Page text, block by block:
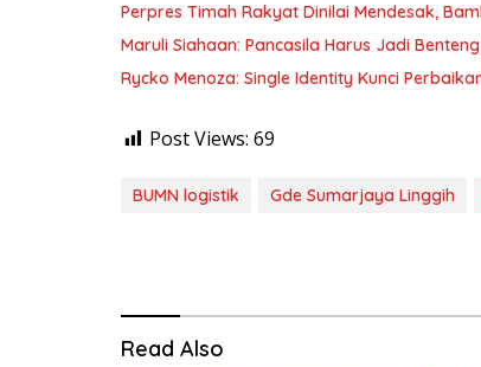
Perpres Timah Rakyat Dinilai Mendesak,
Maruli Siahaan: Pancasila Harus Jadi
Rycko Menoza: Single Identity Kunci
Post Views: 69
BUMN logistik Gde Sumarjaya Linggih
Read Also